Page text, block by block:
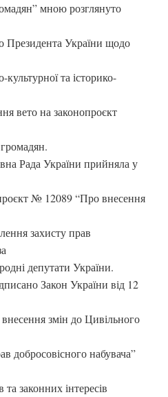
мною розглянуто
Президента України щодо
та історико-
вето на законопроєкт
Рада України прийняла у
№ 12089 “Про внесення
захисту прав
депутати України.
Закон України від 12
змін до Цивільного
добросовісного набувача”
законних інтересів